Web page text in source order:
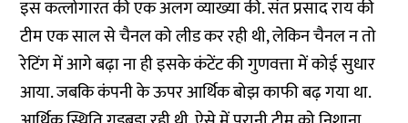
इस कत्लोगारत की एक अलग व्याख्या की. संत प्रसाद राय की
टीम एक साल से चैनल को लीड कर रही थी, लेकिन चैनल न तो
रेटिंग में आगे बढ़ा ना ही इसके कंटेंट की गुणवत्ता में कोई सुधार
आया. जबकि कंपनी के ऊपर आर्थिक बोझ काफी बढ़ गया था.